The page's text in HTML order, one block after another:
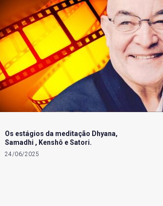
Os estágios da meditação Dhyana,
Samadhi , Kenshô e Satori.
24/06/2025